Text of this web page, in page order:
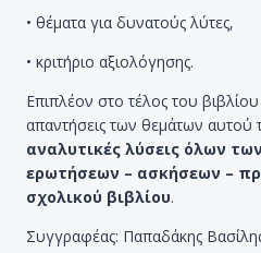
• θέματα για δυνατούς λύτες,
• κριτήριο αξιολόγησης.
Επιπλέον στο τέλος του
απαντήσεις των θεμάτων αυτού
αναλυτικές λύσεις όλων
ερωτήσεων – ασκήσεων –
σχολικού βιβλίου.
Συγγραφέας: Παπαδάκης